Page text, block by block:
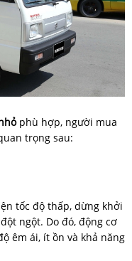
phù hợp, người mua
trọng sau:
tốc độ thấp, dừng khởi
ngột. Do đó, động cơ
êm ái, ít ồn và khả năng